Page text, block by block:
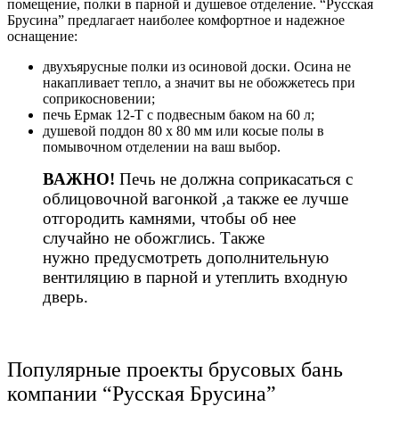
помещение, полки в парной и душевое отделение. “Русская
Брусина” предлагает наиболее комфортное и надежное
оснащение:
двухъярусные полки из осиновой доски. Осина не
накапливает тепло, а значит вы не обожжетесь при
соприкосновении;
печь Ермак 12-Т с подвесным баком на 60 л;
душевой поддон 80 х 80 мм или косые полы в
помывочном отделении на ваш выбор.
ВАЖНО! Печь не должна соприкасаться с
облицовочной вагонкой ,а также ее лучше
отгородить камнями, чтобы об нее
случайно не обожглись. Также
нужно предусмотреть дополнительную
вентиляцию в парной и утеплить входную
дверь.
Популярные проекты брусовых бань
компании “Русская Брусина”